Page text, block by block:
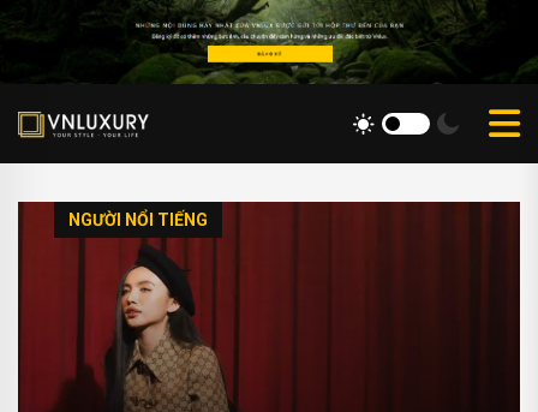
NGƯỜI NỔI TIẾNG